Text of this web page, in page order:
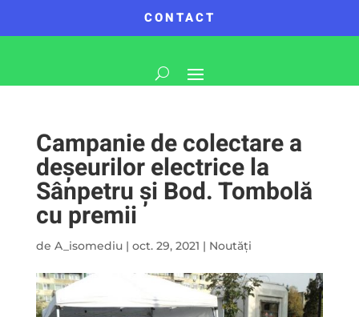
CONTACT
Campanie de colectare a
deșeurilor electrice la
Sânpetru și Bod. Tombolă
cu premii
de A_isomediu| oct. 29, 2021 | Noutăți